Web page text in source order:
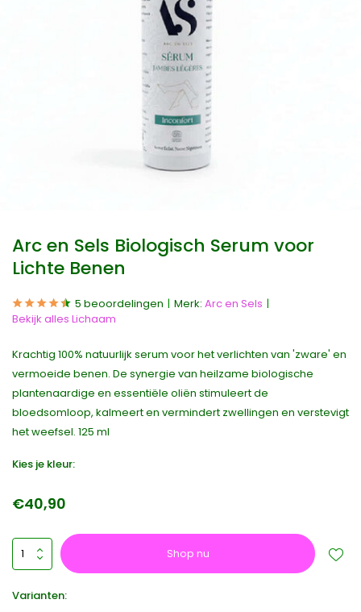
Arc en Sels Biologisch Serum voor
Lichte Benen
5 beoordelingen Merk: Arc en Sels
Bekijk alles Lichaam
Krachtig 100% natuurlijk serum voor het verlichten van 'zware' en
vermoeide benen. De synergie van heilzame biologische
plantenaardige en essentiële oliën stimuleert de
bloedsomloop, kalmeert en vermindert zwellingen en verstevigt
het weefsel. 125 ml
Kies je kleur:
€40,90
Shop nu
Varianten: